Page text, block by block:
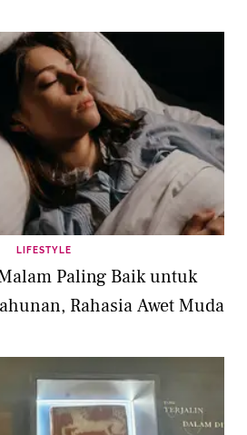
LIFESTYLE
Paling Baik untuk
Rahasia Awet Muda